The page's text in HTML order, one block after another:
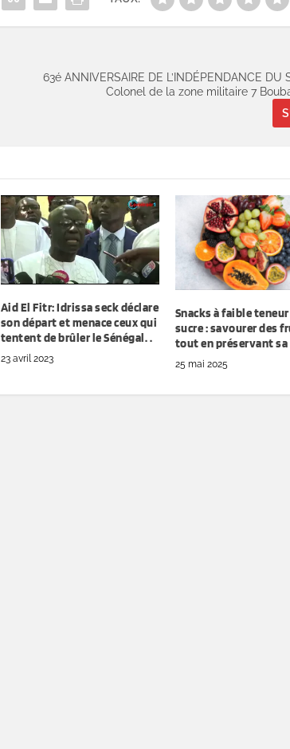
63é ANNIVERSAIRE DE L’INDÉPENDANCE DU
Colonel de la zone militaire 7
Aid El Fitr: Idrissa seck déclare
son départ et menace ceux qui
tentent de brûler le Sénégal. .
23 avril 2023
Snacks à faible
sucre : savourer des
tout en préservant sa
25 mai 2025